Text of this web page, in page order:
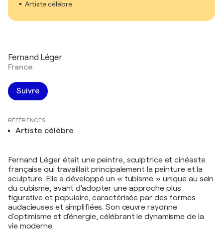
Artiste célèbre
Fernand Léger
France
Suivre
RÉFÉRENCES
Artiste célèbre
Fernand Léger était une peintre, sculptrice et cinéaste
française qui travaillait principalement la peinture et la
sculpture. Elle a développé un « tubisme » unique au sein
du cubisme, avant d'adopter une approche plus
figurative et populaire, caractérisée par des formes
audacieuses et simplifiées. Son œuvre rayonne
d'optimisme et d'énergie, célébrant le dynamisme de la
vie moderne.